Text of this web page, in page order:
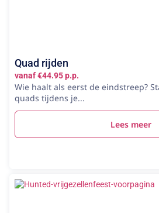
Quad rijden
vanaf €44.95 p.p.
Wie haalt als eerst de eindstreep?
quads tijdens je...
Lees meer